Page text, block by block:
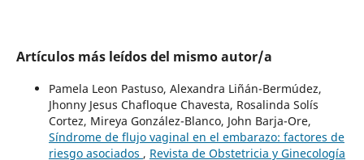
Artículos más leídos del mismo autor/a
Pamela Leon Pastuso, Alexandra Liñán-Bermúdez,
Jhonny Jesus Chafloque Chavesta, Rosalinda Solís
Cortez, Mireya González-Blanco, John Barja-Ore,
Síndrome de flujo vaginal en el embarazo: factores de
riesgo asociados , Revista de Obstetricia y Ginecología